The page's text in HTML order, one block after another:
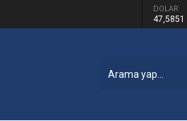
DOLAR
47,5851